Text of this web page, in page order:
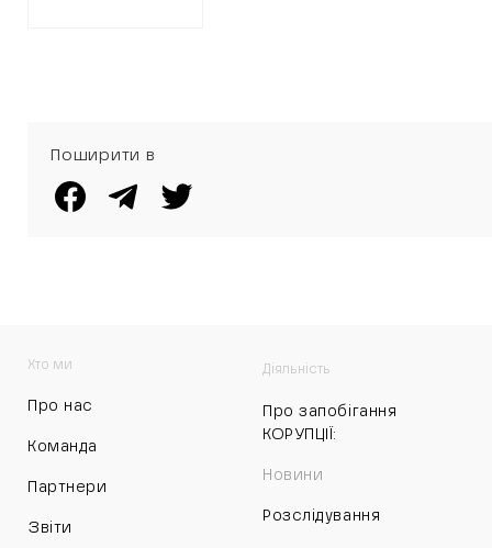
Поширити в
Хто ми
Про нас
Команда
Партнери
Звіти
Діяльність
Про запобігання
КОРУПЦІЇ:
Новини
Розслідування